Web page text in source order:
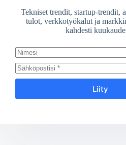
Tekniset trendit, startup-trendit,
tulot, verkkotyökalut ja
kahdesti
Liity